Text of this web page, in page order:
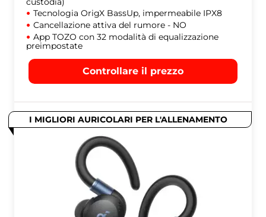
Tecnologia OrigX BassUp, impermeabile IPX8
Cancellazione attiva del rumore - NO
App TOZO con 32 modalità di equalizzazione
preimpostate
Controllare il prezzo
I MIGLIORI AURICOLARI PER L'ALLENAMENTO